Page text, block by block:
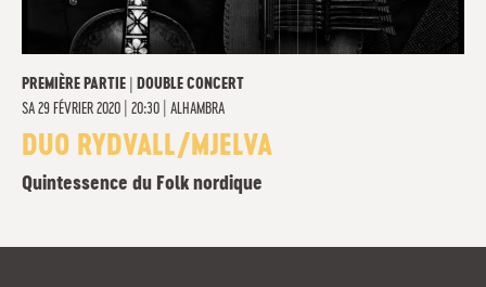
PREMIÈRE PARTIE | DOUBLE CONCERT
SA 29 FÉVRIER 2020 | 20:30 ALHAMBRA
DUO RYDVALL/MJELVA
Quintessence du Folk nordique